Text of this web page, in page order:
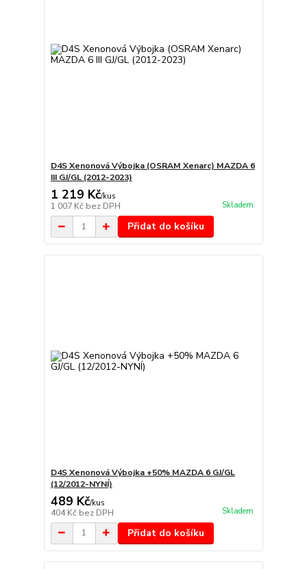
D4S Xenonová Výbojka (OSRAM Xenarc) MAZDA 6
III GJ/GL (2012-2023)
1 219 Kč/kus
1 007 Kč bez DPH Skladem
Přidat do košíku
D4S Xenonová Výbojka +50% MAZDA 6 GJ/GL
(12/2012-NYNÍ)
489 Kč/kus
404 Kč bez DPH Skladem
Přidat do košíku